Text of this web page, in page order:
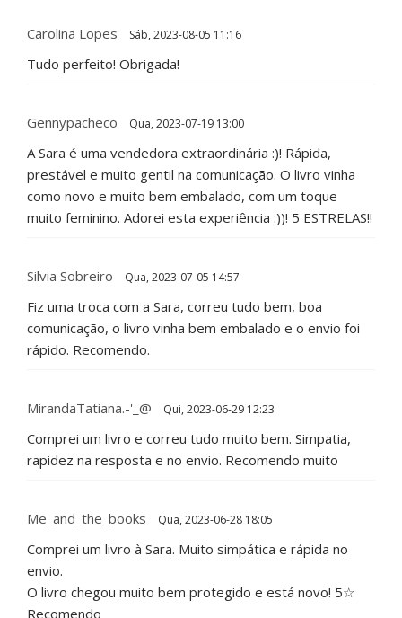
Carolina Lopes Sáb, 2023-08-05 11:16
Tudo perfeito! Obrigada!
Gennypacheco Qua, 2023-07-19 13:00
A Sara é uma vendedora extraordinária :)! Rápida,
prestável e muito gentil na comunicação. O livro vinha
como novo e muito bem embalado, com um toque
muito feminino. Adorei esta experiência :))! 5 ESTRELAS!!
Silvia Sobreiro Qua, 2023-07-05 14:57
Fiz uma troca com a Sara, correu tudo bem, boa
comunicação, o livro vinha bem embalado e o envio foi
rápido. Recomendo.
MirandaTatiana.-'_@ Qui, 2023-06-29 12:23
Comprei um livro e correu tudo muito bem. Simpatia,
rapidez na resposta e no envio. Recomendo muito
Me_and_the_books Qua, 2023-06-28 18:05
Comprei um livro à Sara. Muito simpática e rápida no
envio.
O livro chegou muito bem protegido e está novo! 5☆
Recomendo